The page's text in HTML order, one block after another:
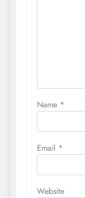
Name *
Email *
Website